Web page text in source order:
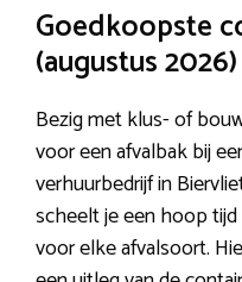
Goedkoopste
(augustus 2026)
Bezig met klus- of
voor een afvalbak bij
verhuurbedrijf in
scheelt je een hoop
voor elke afvalsoort.